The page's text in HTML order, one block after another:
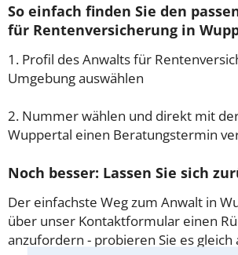
So einfach finden Sie den
für Rentenversicherung in
1. Profil des Anwalts für
Umgebung auswählen
2. Nummer wählen und direkt mit
Wuppertal einen Beratungstermin
Noch besser: Lassen Sie sich
Der einfachste Weg zum Anwalt in
über unser Kontaktformular einen
anzufordern - probieren Sie es gleich